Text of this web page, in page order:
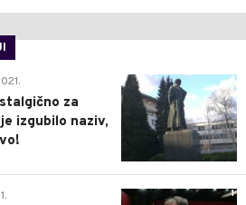
4
za
izgubilo naziv,
1